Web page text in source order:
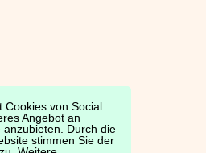
Cookies von Social
Angebot an
Durch die
stimmen Sie der